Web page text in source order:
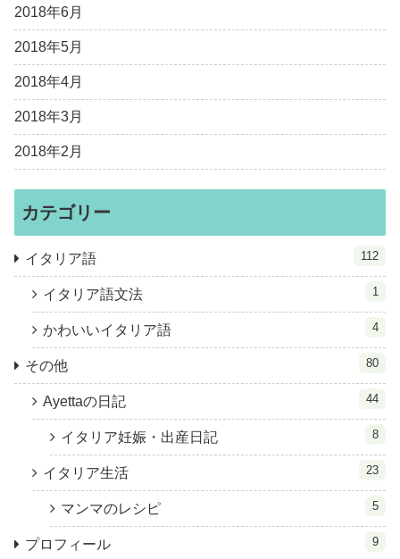
2018年6月
2018年5月
2018年4月
2018年3月
2018年2月
カテゴリー
イタリア語 112
イタリア語文法 1
かわいいイタリア語 4
その他 80
Ayettaの日記 44
イタリア妊娠・出産日記 8
イタリア生活 23
マンマのレシピ 5
プロフィール 9